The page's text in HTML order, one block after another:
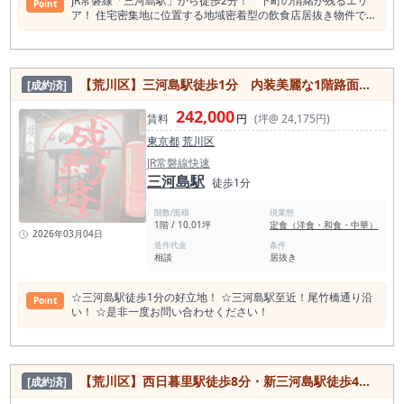
夜営業を組み合わせる小箱韓国料理店、テイクアウトに頼りす
ぎず店内利用を重視する地域密着型の飲食店など、無理のない
居抜きです。既存の内装や厨房設備、客席レイアウトを活用で
きる場合、スケルトンから店舗を作る場合と比べて、開業準備
期間や工事範囲を抑えられる可能性があります。同業態または
近い業態で検討する場合は、厨房動線、排気、給排水、電気・
ガス容量、空調、客席配置、看板掲出位置を内見時にご確認く
ださい。 業態業種制限としてカラオケは不可です。 営業時間
の制限はありませんが、営業内容、近隣環境、設備条件につい
ては事前確認が必要です。 また、故障品としてコールドテーブ
ルの記載がありますので、使用可否や修繕要否は現地でご確認
ください。 三河島駅徒歩3分、尾竹橋通り沿い、1階路面、約
9.37坪の韓国料理店居抜き。 大きな投資で広く勝負する物件で
はなく、小さく始めて、地域の固定客を積み上げたい方におす
すめの募集案件です。 韓国料理・韓国酒場で出店を検討してい
る方は、ぜひ一度ご内見ください。
Point
ア！ 住宅密集地に位置する地域密着型の飲食店居抜き物件で
す！ 焼き台・換気ダクトなど主要設備完備で、居抜きならでは
[成約済] 【荒川区】三河島駅徒歩1分 内装美麗な1階路面のお弁当屋居抜き物件！
2026年03月04日
賃料 242,000円 (坪@ 24,175円)
東京都荒川区
JR常磐線快速
三河島駅 徒歩1分
階数/面積
1階 / 10.01坪
現業態
定食（洋食・和食・中華）
造作代金
相談
条件
居抜き
Point
☆三河島駅徒歩1分の好立地！ ☆三河島駅至近！尾竹橋通り沿
い！ ☆是非一度お問い合わせください！
[成約済] 【荒川区】西日暮里駅徒歩8分・新三河島駅徒歩4分 目の前の駐車場2台使用可能！同業種であればすぐに出店◎居抜き物件